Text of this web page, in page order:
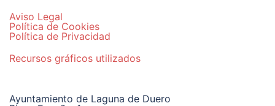
Aviso Legal
Política de Cookies
Política de Privacidad
Recursos gráficos utilizados
Ayuntamiento de Laguna de Duero